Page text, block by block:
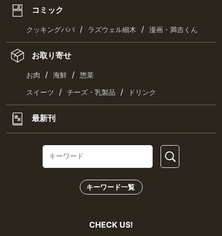
コミック
クッキングパパ / ラズウェル細木 / 漫画・満吉くん
お取り寄せ
お肉 / 海鮮 / 惣菜
スイーツ / チーズ・乳製品 / ドリンク
最新刊
キーワード一覧
CHECK US!